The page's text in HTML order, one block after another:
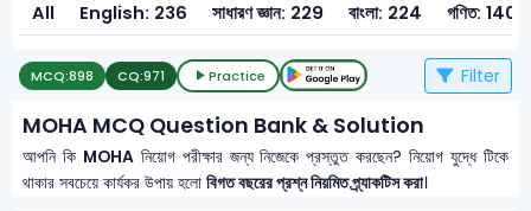
All English: 236 সাধারণ জ্ঞান: 229 বাংলা: 224 গণিত: 140
MCQ:898 CQ:971 Practice Filter
MOHA MCQ Question Bank & Solution
আপনি কি MOHAনিয়োগ পরীক্ষার জন্য নিজেকে প্রস্তুত করছেন? নিয়োগ যুদ্ধে টিকে
থাকার সবচেয়ে কার্যকর উপায় হলোবিগত বছরের প্রশ্ন নিয়মিত প্র্যাকটিস করা।